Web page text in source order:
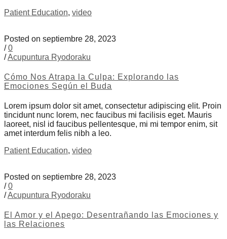
Patient Education, video
Posted on septiembre 28, 2023
/0
/Acupuntura Ryodoraku
Cómo Nos Atrapa la Culpa: Explorando las
Emociones Según el Buda
Lorem ipsum dolor sit amet, consectetur adipiscing elit. Proin
tincidunt nunc lorem, nec faucibus mi facilisis eget. Mauris
laoreet, nisl id faucibus pellentesque, mi mi tempor enim, sit
amet interdum felis nibh a leo.
Patient Education, video
Posted on septiembre 28, 2023
/0
/Acupuntura Ryodoraku
El Amor y el Apego: Desentrañando las Emociones y
las Relaciones